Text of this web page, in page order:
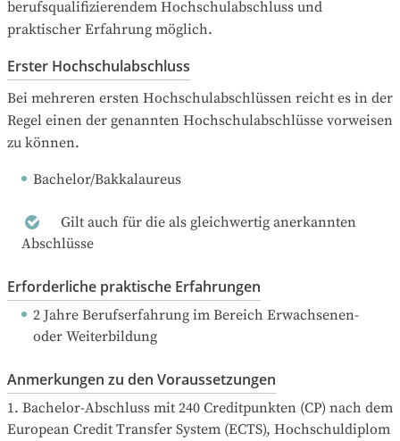
berufsqualifizierendem Hochschulabschluss und
praktischer Erfahrung möglich.
Erster Hochschulabschluss
Bei mehreren ersten Hochschulabschlüssen reicht es in der
Regel einen der genannten Hochschulabschlüsse vorweisen
zu können.
Bachelor/Bakkalaureus
Gilt auch für die als gleichwertig anerkannten
Abschlüsse
Erforderliche praktische Erfahrungen
2 Jahre Berufserfahrung im Bereich Erwachsenen-
oder Weiterbildung
Anmerkungen zu den Voraussetzungen
1. Bachelor-Abschluss mit 240 Creditpunkten (CP) nach dem
European Credit Transfer System (ECTS), Hochschuldiplom